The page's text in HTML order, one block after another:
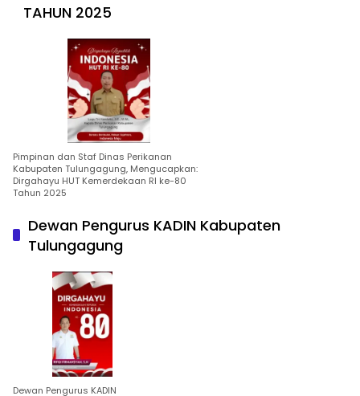
TAHUN 2025
Pimpinan dan Staf Dinas Perikanan
Kabupaten Tulungagung, Mengucapkan:
Dirgahayu HUT Kemerdekaan RI ke-80
Tahun 2025
Dewan Pengurus KADIN Kabupaten
Tulungagung
Dewan Pengurus KADIN